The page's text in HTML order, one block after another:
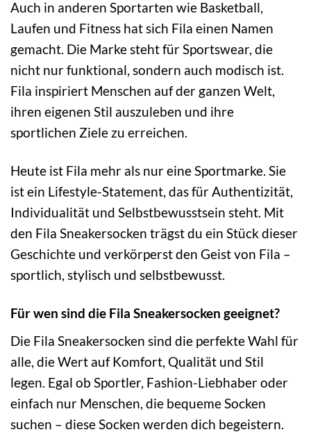
Auch in anderen Sportarten wie Basketball,
Laufen und Fitness hat sich Fila einen Namen
gemacht. Die Marke steht für Sportswear, die
nicht nur funktional, sondern auch modisch ist.
Fila inspiriert Menschen auf der ganzen Welt,
ihren eigenen Stil auszuleben und ihre
sportlichen Ziele zu erreichen.
Heute ist Fila mehr als nur eine Sportmarke. Sie
ist ein Lifestyle-Statement, das für Authentizität,
Individualität und Selbstbewusstsein steht. Mit
den Fila Sneakersocken trägst du ein Stück dieser
Geschichte und verkörperst den Geist von Fila –
sportlich, stylisch und selbstbewusst.
Für wen sind die Fila Sneakersocken geeignet?
Die Fila Sneakersocken sind die perfekte Wahl für
alle, die Wert auf Komfort, Qualität und Stil
legen. Egal ob Sportler, Fashion-Liebhaber oder
einfach nur Menschen, die bequeme Socken
suchen – diese Socken werden dich begeistern.